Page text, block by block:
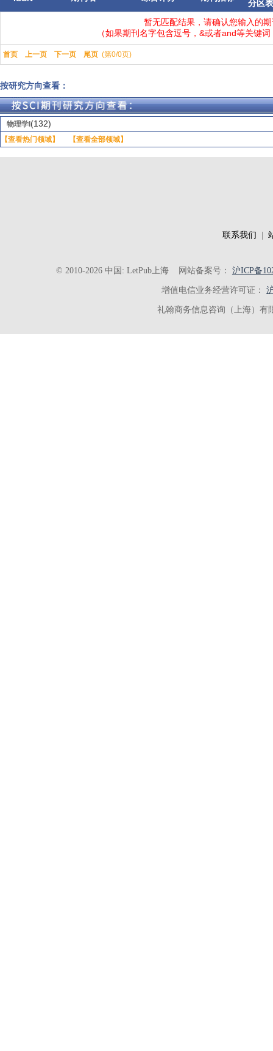
分区
暂无匹配结果，请确认您输入的
（如果期刊名字包含逗号，&或者and等关键
首页 上一页 下一页 尾页 (第0/0页)
按研究方向查看：
物理学I (132)
【查看热门领域】 【查看全部领域】
联系我们
© 2010-2026 中国: LetPub上海网站备案号： 沪ICP备
增值电信业务经营许可证：
礼翰商务信息咨询（上海）